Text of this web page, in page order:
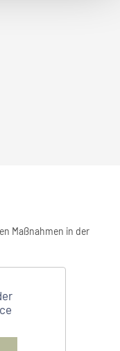
Maßnahmen in der